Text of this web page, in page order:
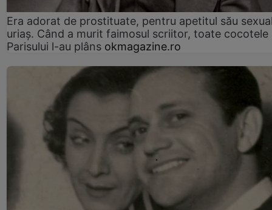
Era adorat de prostituate, pentru apetitul său
uriaș. Când a murit faimosul scriitor, toate cocotele
Parisului l-au plâns okmagazine.ro